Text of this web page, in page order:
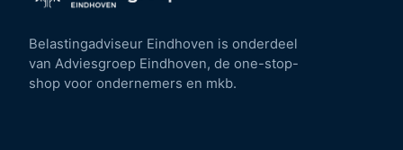
Belastingadviseur Eindhoven is onderdeel
van Adviesgroep Eindhoven, de one-stop-
shop voor ondernemers en mkb.